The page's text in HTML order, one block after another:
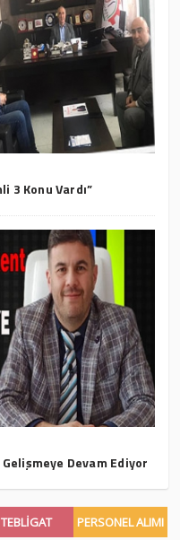
3 Konu Vardı”
Devam Ediyor